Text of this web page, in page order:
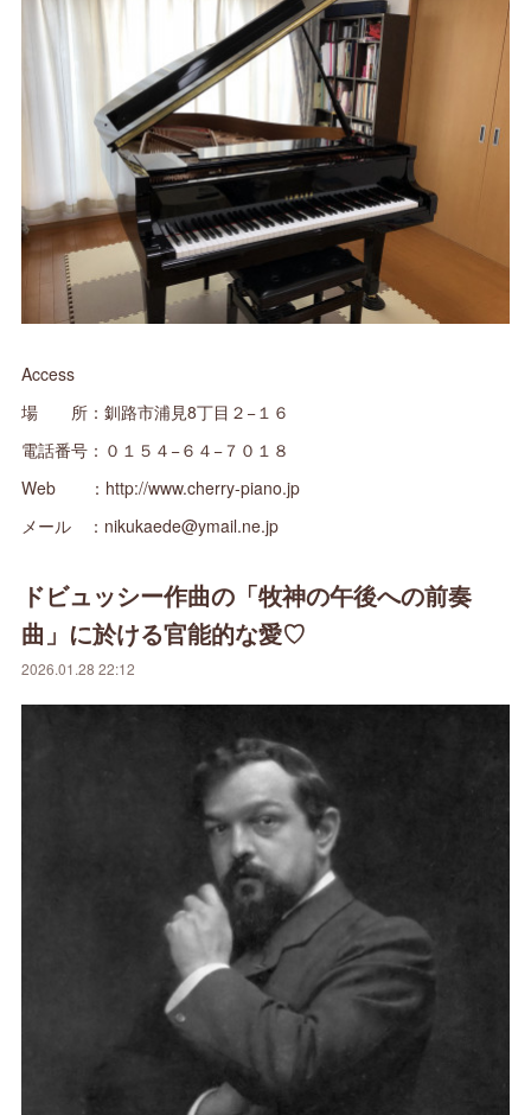
Access
場 所：釧路市浦見8丁目２−１６
電話番号：０１５４−６４−７０１８
Web ：http://www.cherry-piano.jp
メール ：nikukaede@ymail.ne.jp
ドビュッシー作曲の「牧神の午後への前奏
曲」に於ける官能的な愛♡
2026.01.28 22:12